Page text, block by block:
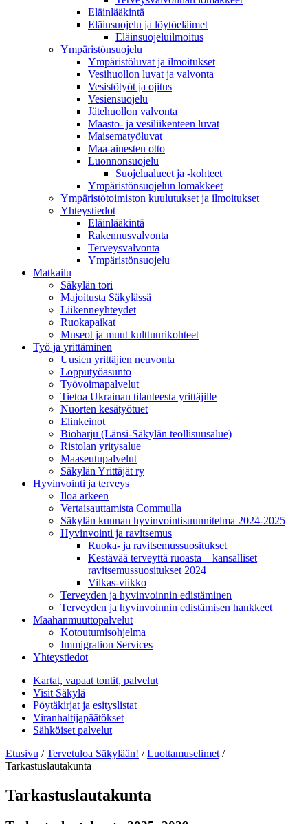
Eläinlääkintä
Eläinsuojelu ja löytöeläimet
Eläinsuojeluilmoitus
Ympäristönsuojelu
Ympäristöluvat ja ilmoitukset
Vesihuollon luvat ja valvonta
Vesistötyöt ja ojitus
Vesiensuojelu
Jätehuollon valvonta
Maasto- ja vesiliikenteen luvat
Maisematyöluvat
Maa-ainesten otto
Luonnonsuojelu
Suojelualueet ja -kohteet
Ympäristönsuojelun lomakkeet
Ympäristötoimiston kuulutukset ja ilmoitukset
Yhteystiedot
Eläinlääkintä
Rakennusvalvonta
Terveysvalvonta
Ympäristönsuojelu
Mat­kailu
Säkylän tori
Majoitusta Säkylässä
Liikenneyhteydet
Ruokapaikat
Museot ja muut kulttuurikohteet
Työ ja yrittä­minen
Uusien yrittäjien neuvonta
Lopputyöasunto
Työvoimapalvelut
Tietoa Ukrainan tilanteesta yrittäjille
Nuorten kesätyötuet
Elinkeinot
Bioharju (Länsi-Säkylän teollisuusalue)
Ristolan yritysalue
Maaseutupalvelut
Säkylän Yrittäjät ry
Hyvinvointi ja terveys
Iloa arkeen
Vertaisauttamista Commulla
Säkylän kunnan hyvinvointisuunnitelma 2024-2025
Hyvinvointi ja ravitsemus
Ruoka- ja ravitsemussuositukset
Kestävää terveyttä ruoasta – kansalliset
ravitsemussuositukset 2024
Vilkas-viikko
Terveyden ja hyvinvoinnin edistäminen
Terveyden ja hyvinvoinnin edistämisen hankkeet
Maahanmuuttopalvelut
Kotoutumisohjelma
Immigration Services
Yhteystiedot
Kartat, vapaat tontit, palvelut
Visit Säkylä
Pöytäkirjat ja esityslistat
Viranhaltijapäätökset
Sähköiset palvelut
Etusivu /Tervetuloa Säkylään! /Luottamuselimet /
Tarkastuslautakunta
Tarkastuslautakunta